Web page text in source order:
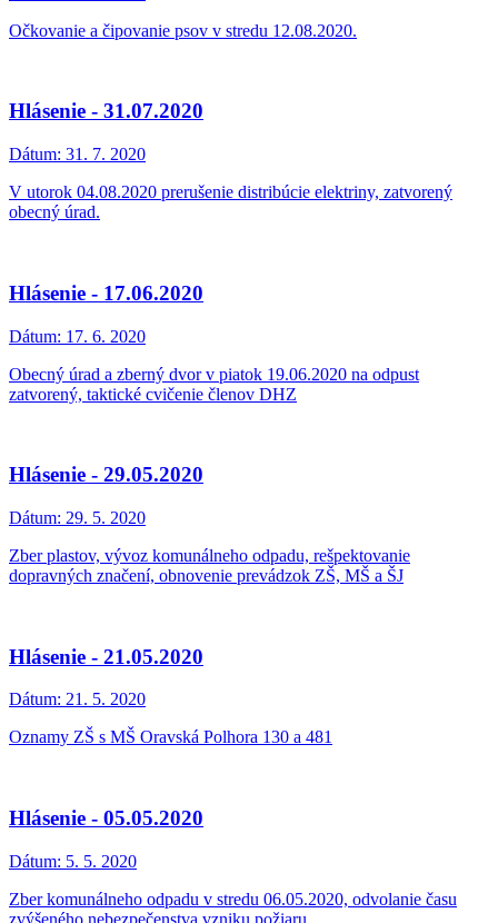
Očkovanie a čipovanie psov v stredu 12.08.2020.
Hlásenie - 31.07.2020
Dátum: 31. 7. 2020
V utorok 04.08.2020 prerušenie distribúcie elektriny, zatvorený
obecný úrad.
Hlásenie - 17.06.2020
Dátum: 17. 6. 2020
Obecný úrad a zberný dvor v piatok 19.06.2020 na odpust
zatvorený, taktické cvičenie členov DHZ
Hlásenie - 29.05.2020
Dátum: 29. 5. 2020
Zber plastov, vývoz komunálneho odpadu, rešpektovanie
dopravných značení, obnovenie prevádzok ZŠ, MŠ a ŠJ
Hlásenie - 21.05.2020
Dátum: 21. 5. 2020
Oznamy ZŠ s MŠ Oravská Polhora 130 a 481
Hlásenie - 05.05.2020
Dátum: 5. 5. 2020
Zber komunálneho odpadu v stredu 06.05.2020, odvolanie času
zvýšeného nebezpečenstva vzniku požiaru.